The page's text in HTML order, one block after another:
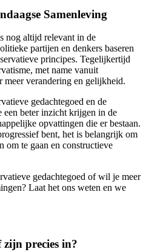
Samenleving
nog altijd relevant in de
partijen en denkers baseren
principes. Tegelijkertijd
met name vanuit
meer verandering en gelijkheid.
gedachtegoed en de
een beter inzicht krijgen in de
opvattingen die er bestaan.
bent, het is belangrijk om
om te gaan en constructieve
gedachtegoed of wil je meer
Laat het ons weten en we
precies in?